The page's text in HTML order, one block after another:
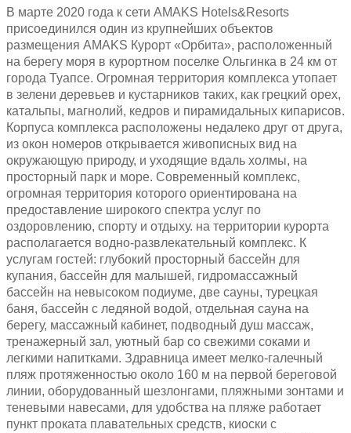
В марте 2020 года к сети AMAKS Hotels&Resorts
присоединился один из крупнейших объектов
размещения AMAKS Курорт «Орбита», расположенный
на берегу моря в курортном поселке Ольгинка в 24 км от
города Туапсе. Огромная территория комплекса утопает
в зелени деревьев и кустарников таких, как грецкий орех,
катальпы, магнолий, кедров и пирамидальных кипарисов.
Корпуса комплекса расположены недалеко друг от друга,
из окон номеров открывается живописных вид на
окружающую природу, и уходящие вдаль холмы, на
просторный парк и море. Современный комплекс,
огромная территория которого ориентирована на
предоставление широкого спектра услуг по
оздоровлению, спорту и отдыху. на территории курорта
располагается водно-развлекательный комплекс. К
услугам гостей: глубокий просторный бассейн для
купания, бассейн для малышей, гидромассажный
бассейн на невысоком подиуме, две сауны, турецкая
баня, бассейн с ледяной водой, отдельная сауна на
берегу, массажный кабинет, подводный душ массаж,
тренажерный зал, уютный бар со свежими соками и
легкими напитками. Здравница имеет мелко-галечный
пляж протяженностью около 160 м на первой береговой
линии, оборудованный шезлонгами, пляжными зонтами и
теневыми навесами, для удобства на пляже работает
пункт проката плавательных средств, киоски с